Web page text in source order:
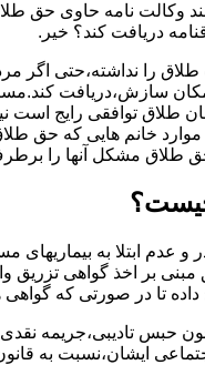
نامه حاوی حق طلاق
دریافت کند؟ خیر.
را نداشته،حتی اگر
سازش،دریافت
طلاق توافقی رایج
خانم هایی که حق
حق طلاق مشکل آنها را
مبنی بر اخذ گواهی
تا در صورتی که
حبس تادیبی،جریمه
ایشان،نسبت به